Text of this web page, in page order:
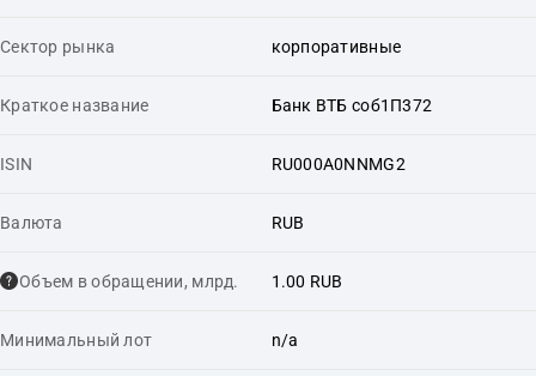
Сектор рынка корпоративные
Краткое название Банк ВТБ соб1П372
ISIN RU000A0NNMG2
Валюта RUB
Объем в обращении, млрд. 1.00 RUB
Минимальный лот n/a